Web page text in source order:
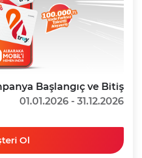
Başlangıç ve Bitiş
01.01.2026 - 31.12.2026
Ol